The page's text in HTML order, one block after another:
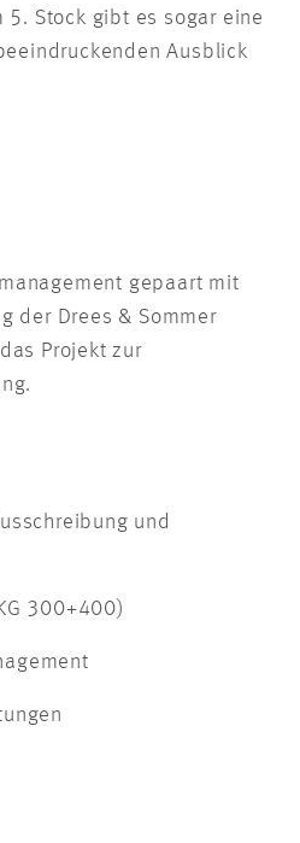
5. Stock gibt es sogar eine
Ausblick
gepaart mit
der Drees & Sommer
Projekt zur
und
300+400)